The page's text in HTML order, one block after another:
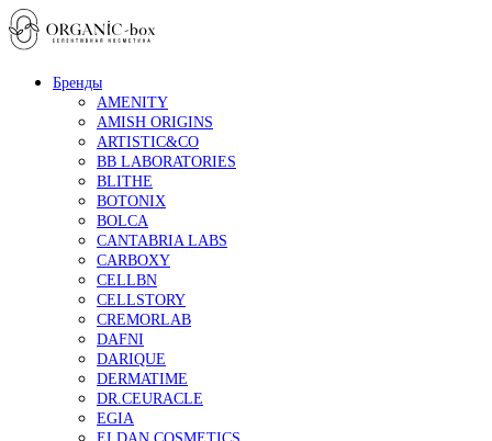
Бренды
AMENITY
AMISH ORIGINS
ARTISTIC&CO
BB LABORATORIES
BLITHE
BOTONIX
BOLCA
CANTABRIA LABS
CARBOXY
CELLBN
CELLSTORY
CREMORLAB
DAFNI
DARIQUE
DERMATIME
DR.CEURACLE
EGIA